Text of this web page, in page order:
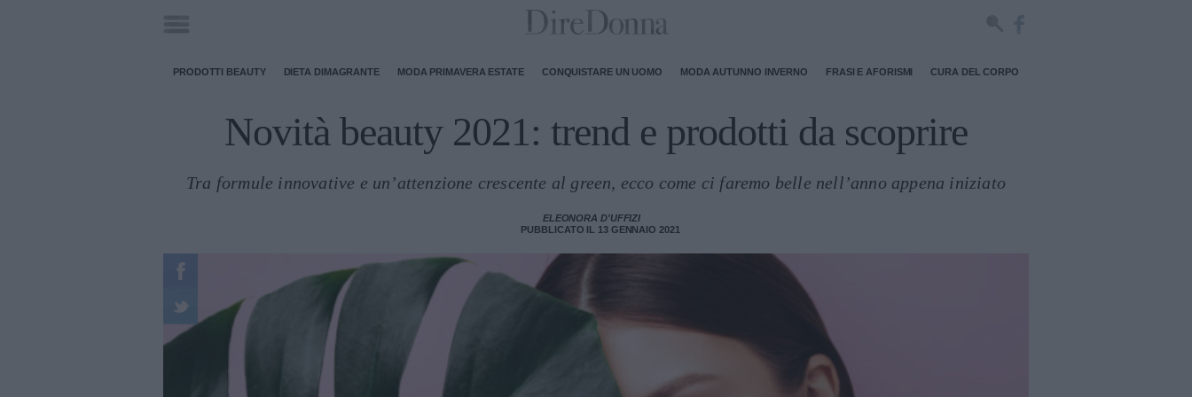
PRODOTTI BEAUTY DIETA DIMAGRANTE MODA PRIMAVERA ESTATE CONQUISTARE UN UOMO MODA AUTUNNO INVERNO FRASI E AFORISMI CURA DEL CORPO
Novità beauty 2021: trend e prodotti da scoprire
Tra formule innovative e un’attenzione crescente al green, ecco come ci faremo belle nell’anno appena iniziato
ELEONORA D'UFFIZI
PUBBLICATO IL 13 GENNAIO 2021